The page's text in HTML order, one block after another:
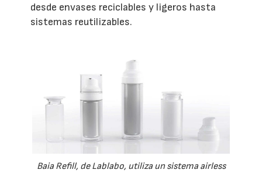
desde envases reciclables y ligeros hasta
sistemas reutilizables.
Baia Refill, de Lablabo, utiliza un sistema airless